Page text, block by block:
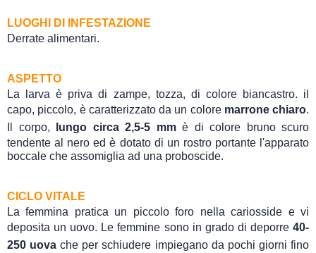
LUOGHI DI INFESTAZIONE
Derrate alimentari.
ASPETTO
La larva è priva di zampe, tozza, di colore biancastro. il
capo, piccolo, è caratterizzato da un colore marrone chiaro.
Il corpo,
lungo circa 2,5-5 mm è di colore bruno scuro
tendente al nero ed è dotato di un rostro portante l'apparato
boccale che assomiglia ad una proboscide.
CICLO VITALE
La femmina pratica un piccolo foro nella cariosside e vi
deposita un uovo. Le femmine sono in grado di deporre 40-
250 uova che per schiudere impiegano da pochi giorni fino